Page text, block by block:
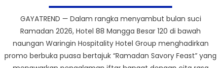
GAYATREND — Dalam rangka menyambut bulan suci
Ramadan 2026, Hotel 88 Mangga Besar 120 di bawah
naungan Waringin Hospitality Hotel Group menghadirkan
promo berbuka puasa bertajuk “Ramadan Savory Feast” yang